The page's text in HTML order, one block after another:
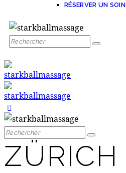
RÉSERVER UN SOIN
ZÜRICH